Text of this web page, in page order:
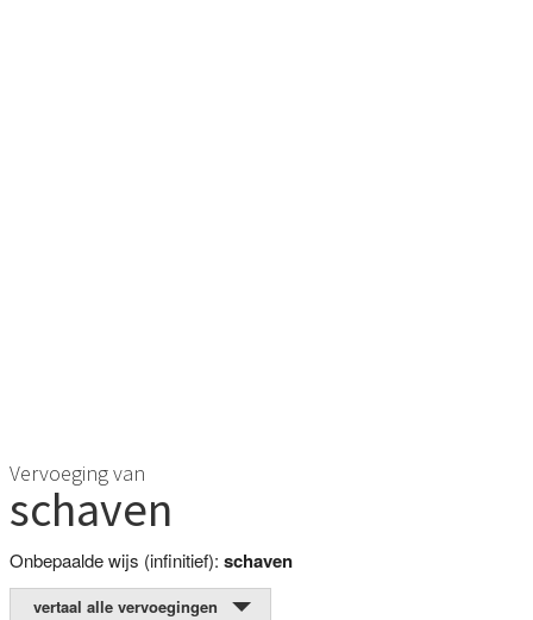
Vervoeging van
schaven
Onbepaalde wijs (infinitief): schaven
vertaal alle vervoegingen